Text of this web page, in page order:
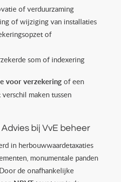
of verduurzaming
of wijziging van installaties
of
som of indexering
voor verzekering of een
verschil maken tussen
bij VvE beheer
in herbouwwaardetaxaties
monumentale panden
de onafhankelijke